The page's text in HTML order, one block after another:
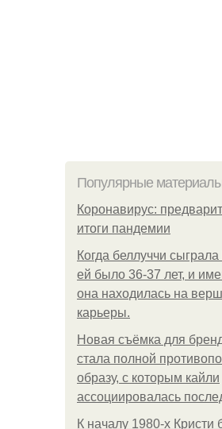
Популярные
Коронавирус:
итоги пандемии
Когда беллуччи сыграла
ей было 36-37 лет, и
она находилась на
карьеры.
Новая съёмка для
стала полной
образу, с которым кайли
ассоциировалась
К началу 1980-х Кристи